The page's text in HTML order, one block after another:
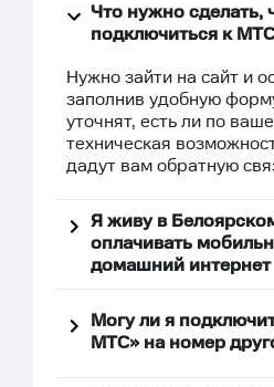
Что нужно сделать,
подключиться к
Нужно зайти на сайт и
заполнив удобную
уточнят, есть ли по
техническая
дадут вам обратную
Я живу в
оплачивать
домашний
Могу ли я
МТС» на номер